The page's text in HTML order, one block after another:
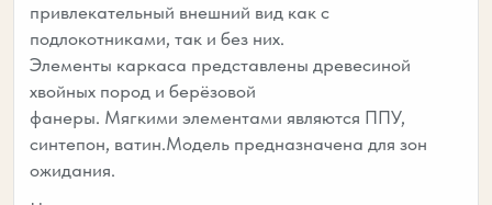
привлекательный внешний вид как с
подлокотниками, так и без них.
Элементы каркаса представлены древесиной
хвойных пород и берёзовой
фанеры. Мягкими элементами являются ППУ,
синтепон, ватин.Модель предназначена для зон
ожидания.